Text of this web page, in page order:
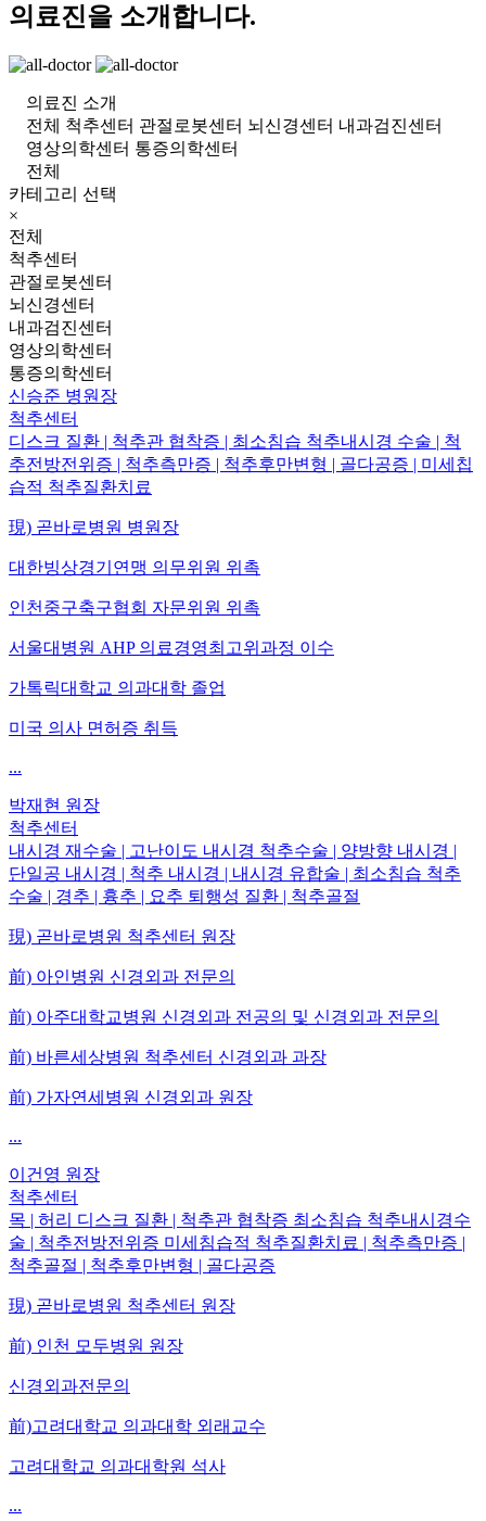
의료진을 소개합니다.
의료진 소개
전체 척추센터 관절로봇센터 뇌신경센터 내과검진센터
영상의학센터 통증의학센터
전체
카테고리 선택
×
전체
척추센터
관절로봇센터
뇌신경센터
내과검진센터
영상의학센터
통증의학센터
신승준 병원장
척추센터
디스크 질환 | 척추관 협착증 | 최소침습 척추내시경 수술 | 척
추전방전위증 | 척추측만증 | 척추후만변형 | 골다공증 | 미세칩
습적 척추질환치료
現) 곧바로병원 병원장
대한빙상경기연맹 의무위원 위촉
인천중구축구협회 자문위원 위촉
서울대병원 AHP 의료경영최고위과정 이수
가톡릭대학교 의과대학 졸업
미국 의사 면허증 취득
...
박재현 원장
척추센터
내시경 재수술 | 고난이도 내시경 척추수술 | 양방향 내시경 |
단일공 내시경 | 척추 내시경 | 내시경 유합술 | 최소침습 척추
수술 | 경추 | 흉추 | 요추 퇴행성 질환 | 척추골절
現) 곧바로병원 척추센터 원장
前) 아인병원 신경외과 전문의
前) 아주대학교병원 신경외과 전공의 및 신경외과 전문의
前) 바른세상병원 척추센터 신경외과 과장
前) 가자연세병원 신경외과 원장
...
이건영 원장
척추센터
목 | 허리 디스크 질환 | 척추관 협착증 최소침습 척추내시경수
술 | 척추전방전위증 미세침습적 척추질환치료 | 척추측만증 |
척추골절 | 척추후만변형 | 골다공증
現) 곧바로병원 척추센터 원장
前) 인천 모두병원 원장
신경외과전문의
前)고려대학교 의과대학 외래교수
고려대학교 의과대학원 석사
...